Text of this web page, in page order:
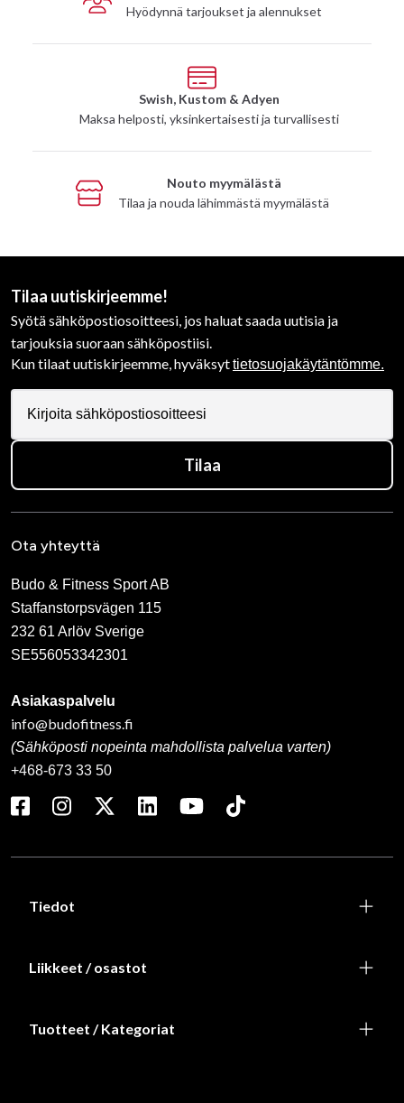
Hyödynnä tarjoukset ja alennukset
Swish, Kustom & Adyen
Maksa helposti, yksinkertaisesti ja turvallisesti
Nouto myymälästä
Tilaa ja nouda lähimmästä myymälästä
Tilaa uutiskirjeemme!
Syötä sähköpostiosoitteesi, jos haluat saada uutisia ja
tarjouksia suoraan sähköpostiisi.
Kun tilaat uutiskirjeemme, hyväksyttietosuojakäytäntömme.
Tilaa
Ota yhteyttä
Budo & Fitness Sport AB
Staffanstorpsvägen 115
232 61 Arlöv Sverige
SE556053342301
Asiakaspalvelu
info@budofitness.fi
(Sähköposti nopeinta mahdollista palvelua varten)
+468-673 33 50
Tiedot
Liikkeet / osastot
Tuotteet / Kategoriat